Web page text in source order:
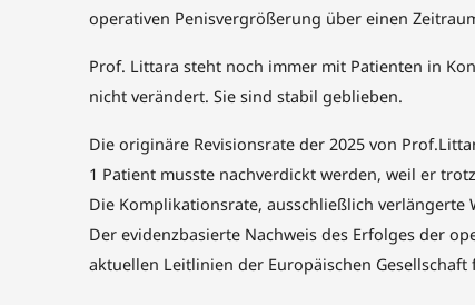
operativen Penisvergrößerung über einen
Prof. Littara steht noch immer mit Patienten in
nicht verändert. Sie sind stabil geblieben.
Die originäre Revisionsrate der 2025 von
1 Patient musste nachverdickt werden, weil er
Die Komplikationsrate, ausschließlich verlängerte
Der evidenzbasierte Nachweis des Erfolges der
aktuellen Leitlinien der Europäischen Gesellschaft